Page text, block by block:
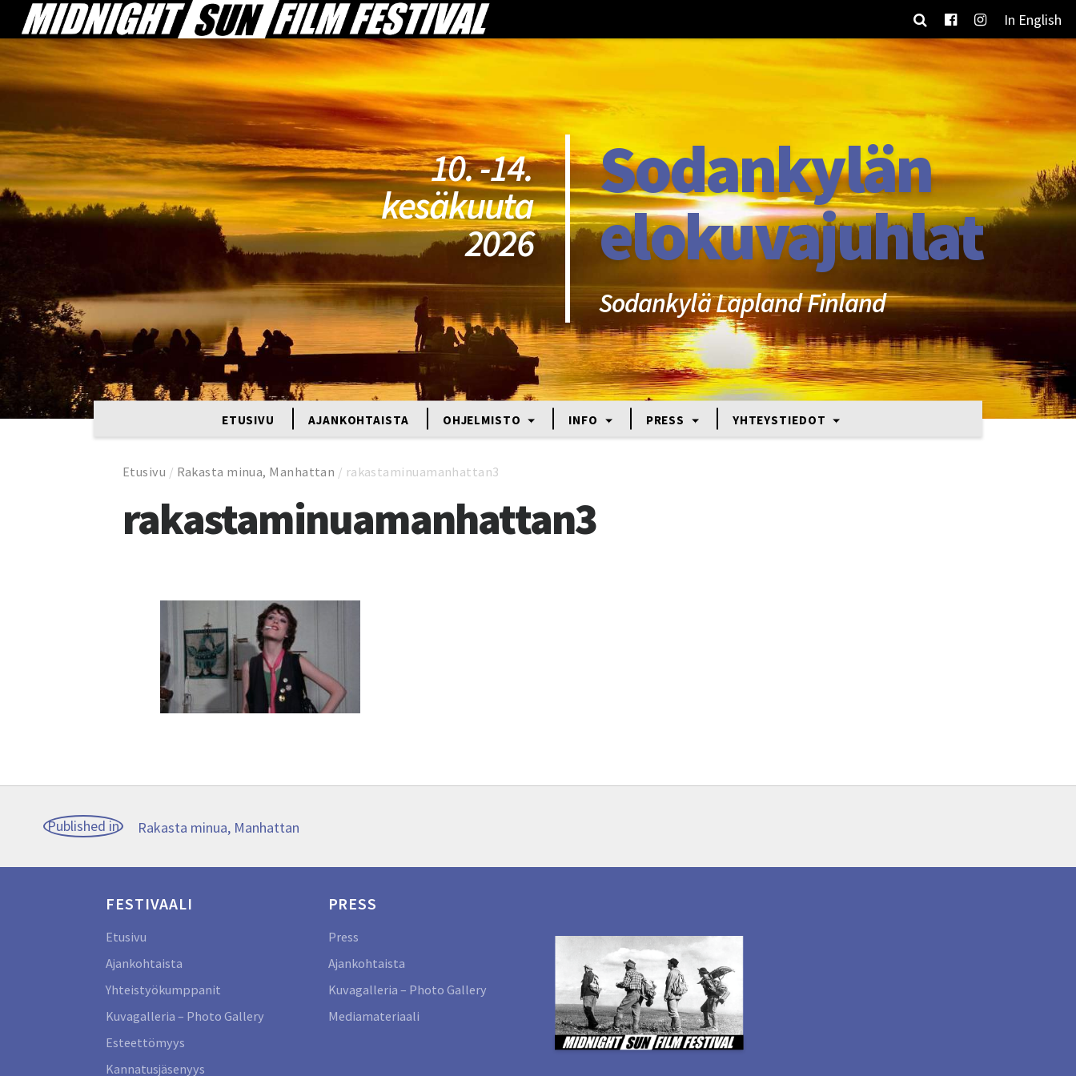
In English
10. -14.
kesäkuuta
2026
Sodankylän
elokuvajuhlat
Sodankylä Lapland Finland
ETUSIVU AJANKOHTAISTA OHJELMISTO INFO PRESS YHTEYSTIEDOT
Etusivu / Rakasta minua, Manhattan / rakastaminuamanhattan3
rakastaminuamanhattan3
Artikkelien
selaus
Published in Rakasta minua, Manhattan
FESTIVAALI
Etusivu
Ajankohtaista
Yhteistyökumppanit
Kuvagalleria – Photo Gallery
Esteettömyys
Kannatusjäsenyys
PRESS
Press
Ajankohtaista
Kuvagalleria – Photo Gallery
Mediamateriaali